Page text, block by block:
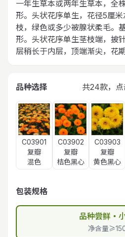
一年生草本或两年生草本，全
形。头状花序单生，花径5厘
枝，绿色或多少被腺状柔毛。
形。头状花序单生茎枝端，披
层稍长于内层，顶端渐尖，花
品种选择 共24款，
C03901
复瓣
混色
C03902
复瓣
桔色黑心
C03903
复瓣
黄色黑心
包装规格
品种尝鲜・
净含量